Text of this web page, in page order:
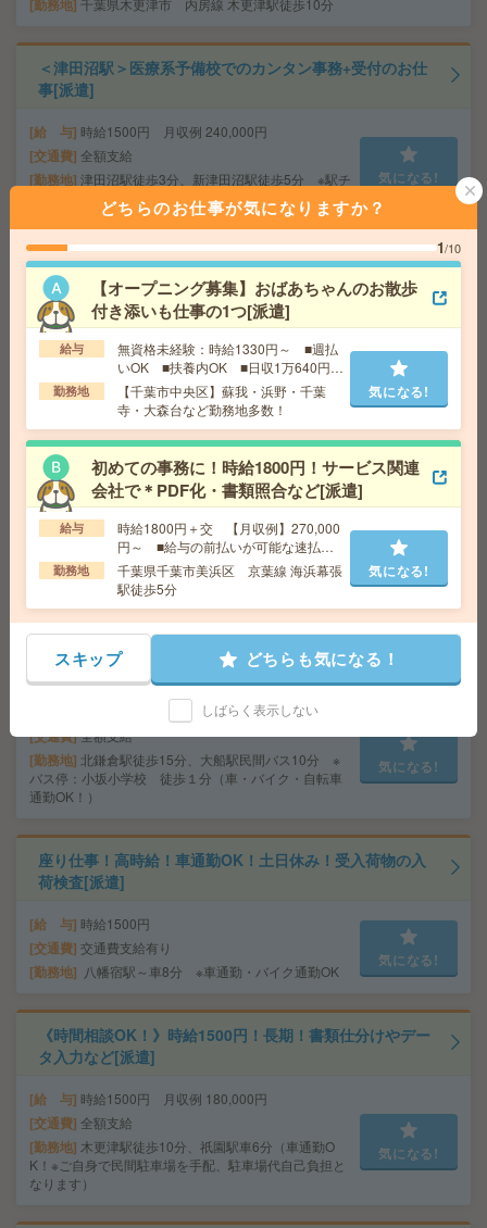
勤務地 千葉県木更津市 内房線 木更津駅徒歩10分
＜津田沼駅＞医療系予備校でのカンタン事務+受付のお仕
事[派遣]
給 与 時給1500円 月収例 240,000円
交通費 全額支給
勤務地 津田沼駅徒歩3分、新津田沼駅徒歩5分 ※駅チ
カ！通勤ラクラク！
気になる!
完全在宅＊時給1900円！週4日＆10-15時半勤務！人材サ
ービス企業で営業事務[派遣]
給 与 時給1900円～2100円＋交 ■給与の前払いが
可能な速払いサービスあり
交通費支給あり
勤務地 東京都千代田区 東京メトロ有楽町線 麹町駅
徒歩1分、東京メトロ半蔵門線 半蔵門駅徒歩5分
気になる!
【週3＆6時間勤務】反町駅にある学校法人＊試験に関す
る書類チェックなど事務[派遣]
給 与 時給1500円 月収例 108,000円
交通費 全額支給
勤務地 反町駅徒歩6分、東神奈川駅徒歩7分
気になる!
1750円＊《時間相談OK！》北鎌倉駅から徒歩圏内！長
期！窓口業務[派遣]
時給1750円 月収例 227,500円
交通費 全額支給
勤務地 北鎌倉駅徒歩15分、大船駅民間バス10分 ※
バス停：小坂小学校 徒歩１分（車・バイク・自転車
通勤OK！）
気になる!
座り仕事！高時給！車通勤OK！土日休み！受入荷物の入
荷検査[派遣]
給 与 時給1500円
交通費 交通費支給有り
勤務地 八幡宿駅～車8分 ※車通勤・バイク通勤OK
気になる!
《時間相談OK！》時給1500円！長期！書類仕分けやデー
タ入力など[派遣]
給 与 時給1500円 月収例 180,000円
交通費 全額支給
勤務地 木更津駅徒歩10分、祇園駅車6分（車通勤O
K！※ご自身で民間駐車場を手配、駐車場代自己負担と
なります）
気になる!
どちらのお仕事が気になりますか？
1/10
【オープニング募集】おばあちゃんのお散歩
付き添いも仕事の1つ[派遣]
給与
無資格未経験：時給1330円～ ■週払
いOK ■扶養内OK ■日収1万640円以
上
勤務地
【千葉市中央区】蘇我・浜野・千葉
寺・大森台など勤務地多数！
気になる!
初めての事務に！時給1800円！サービス関連
会社で＊PDF化・書類照合など[派遣]
給与
時給1800円＋交 【月収例】270,000
円～ ■給与の前払いが可能な速払い
サービスあり
勤務地
千葉県千葉市美浜区 京葉線 海浜幕張
駅徒歩5分
気になる!
スキップ どちらも気になる！
しばらく表示しない